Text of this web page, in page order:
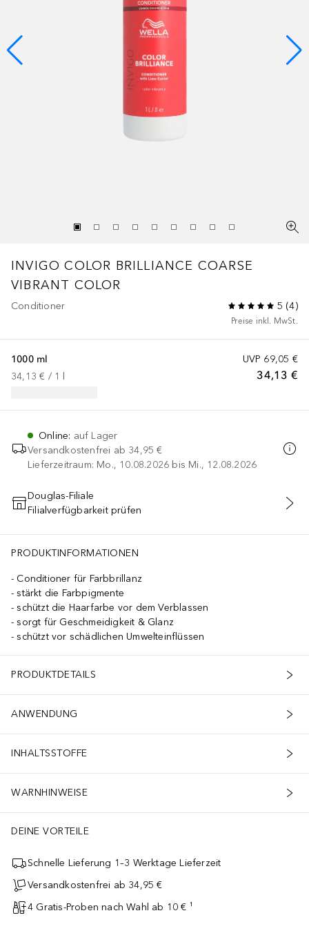
INVIGO COLOR BRILLIANCE COARSE
VIBRANT COLOR
Conditioner 5 (4)
Preise inkl. MwSt.
UVP 69,05 €
34,13 €
1000 ml
34,13 € / 1
Online: auf Lager
Versandkostenfrei ab 34,95 €
Lieferzeitraum: Mo., 10.08.2026 bis Mi., 12.08.2026
IN DEN WARENKORB
Douglas-Filiale
Filialverfügbarkeit prüfen
PRODUKTINFORMATIONEN
Conditioner für Farbbrillanz
stärkt die Farbpigmente
schützt die Haarfarbe vor dem Verblassen
sorgt für Geschmeidigkeit & Glanz
schützt vor schädlichen Umwelteinflüssen
PRODUKTDETAILS
ANWENDUNG
INHALTSSTOFFE
WARNHINWEISE
DEINE VORTEILE
Schnelle Lieferung 1–3 Werktage Lieferzeit
Versandkostenfrei ab 34,95 €
4 Gratis-Proben nach Wahl ab 10 € ¹